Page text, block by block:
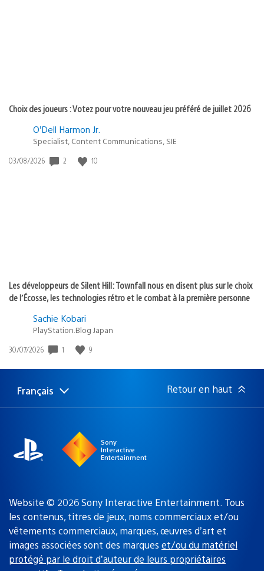
Choix des joueurs : Votez pour votre nouveau jeu préféré de juillet 2026
O’Dell Harmon Jr.
Specialist, Content Communications, SIE
Date
03/08/2026 2 10
Les développeurs de Silent Hill: Townfall nous en disent plus sur le choix
de l’Écosse, les technologies rétro et le combat à la première personne
Sachie Kobari
PlayStation.Blog Japan
Date
publication
30/07/2026 1 9
Choisir
une
Région
actuelle
Français Retour en haut
Sony
Interactive
Entertainment
Website © 2026 Sony Interactive Entertainment. Tous
les contenus, titres de jeux, noms commerciaux et/ou
vêtements commerciaux, marques, œuvres d’art et
images associées sont des marques et/ou du matériel
protégé par le droit d’auteur de leurs propriétaires